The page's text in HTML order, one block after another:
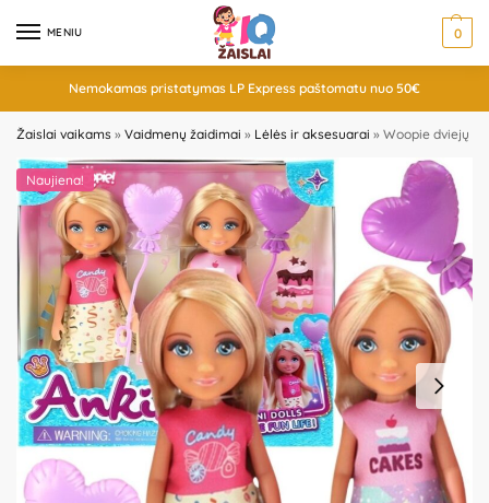
MENIU 0
Nemokamas pristatymas LP Express paštomatu nuo 50€
Žaislai vaikams » Vaidmenų žaidimai » Lėlės ir aksesuarai » Woopie dviejų
Naujiena!